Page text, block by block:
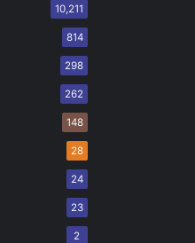
10,211
814
298
262
148
28
24
23
2